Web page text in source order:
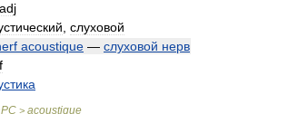
adj
слуховой
acoustique — слуховой нерв
f
> acoustique